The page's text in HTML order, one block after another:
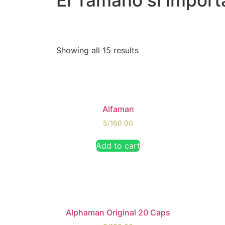
Showing all 15 results
Alfaman
S/160.00
Add to cart
Alphaman Original 20 Caps